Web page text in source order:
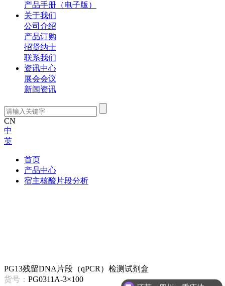
产品手册（电子版）
关于我们
公司介绍
产品订购
招贤纳士
联系我们
资讯中心
展会会议
新闻资讯
CN
中
英
首页
产品中心
宿主核酸片段分析
PG13残留DNA片段（qPCR）检测试剂盒
货号： PG0311A-3×100